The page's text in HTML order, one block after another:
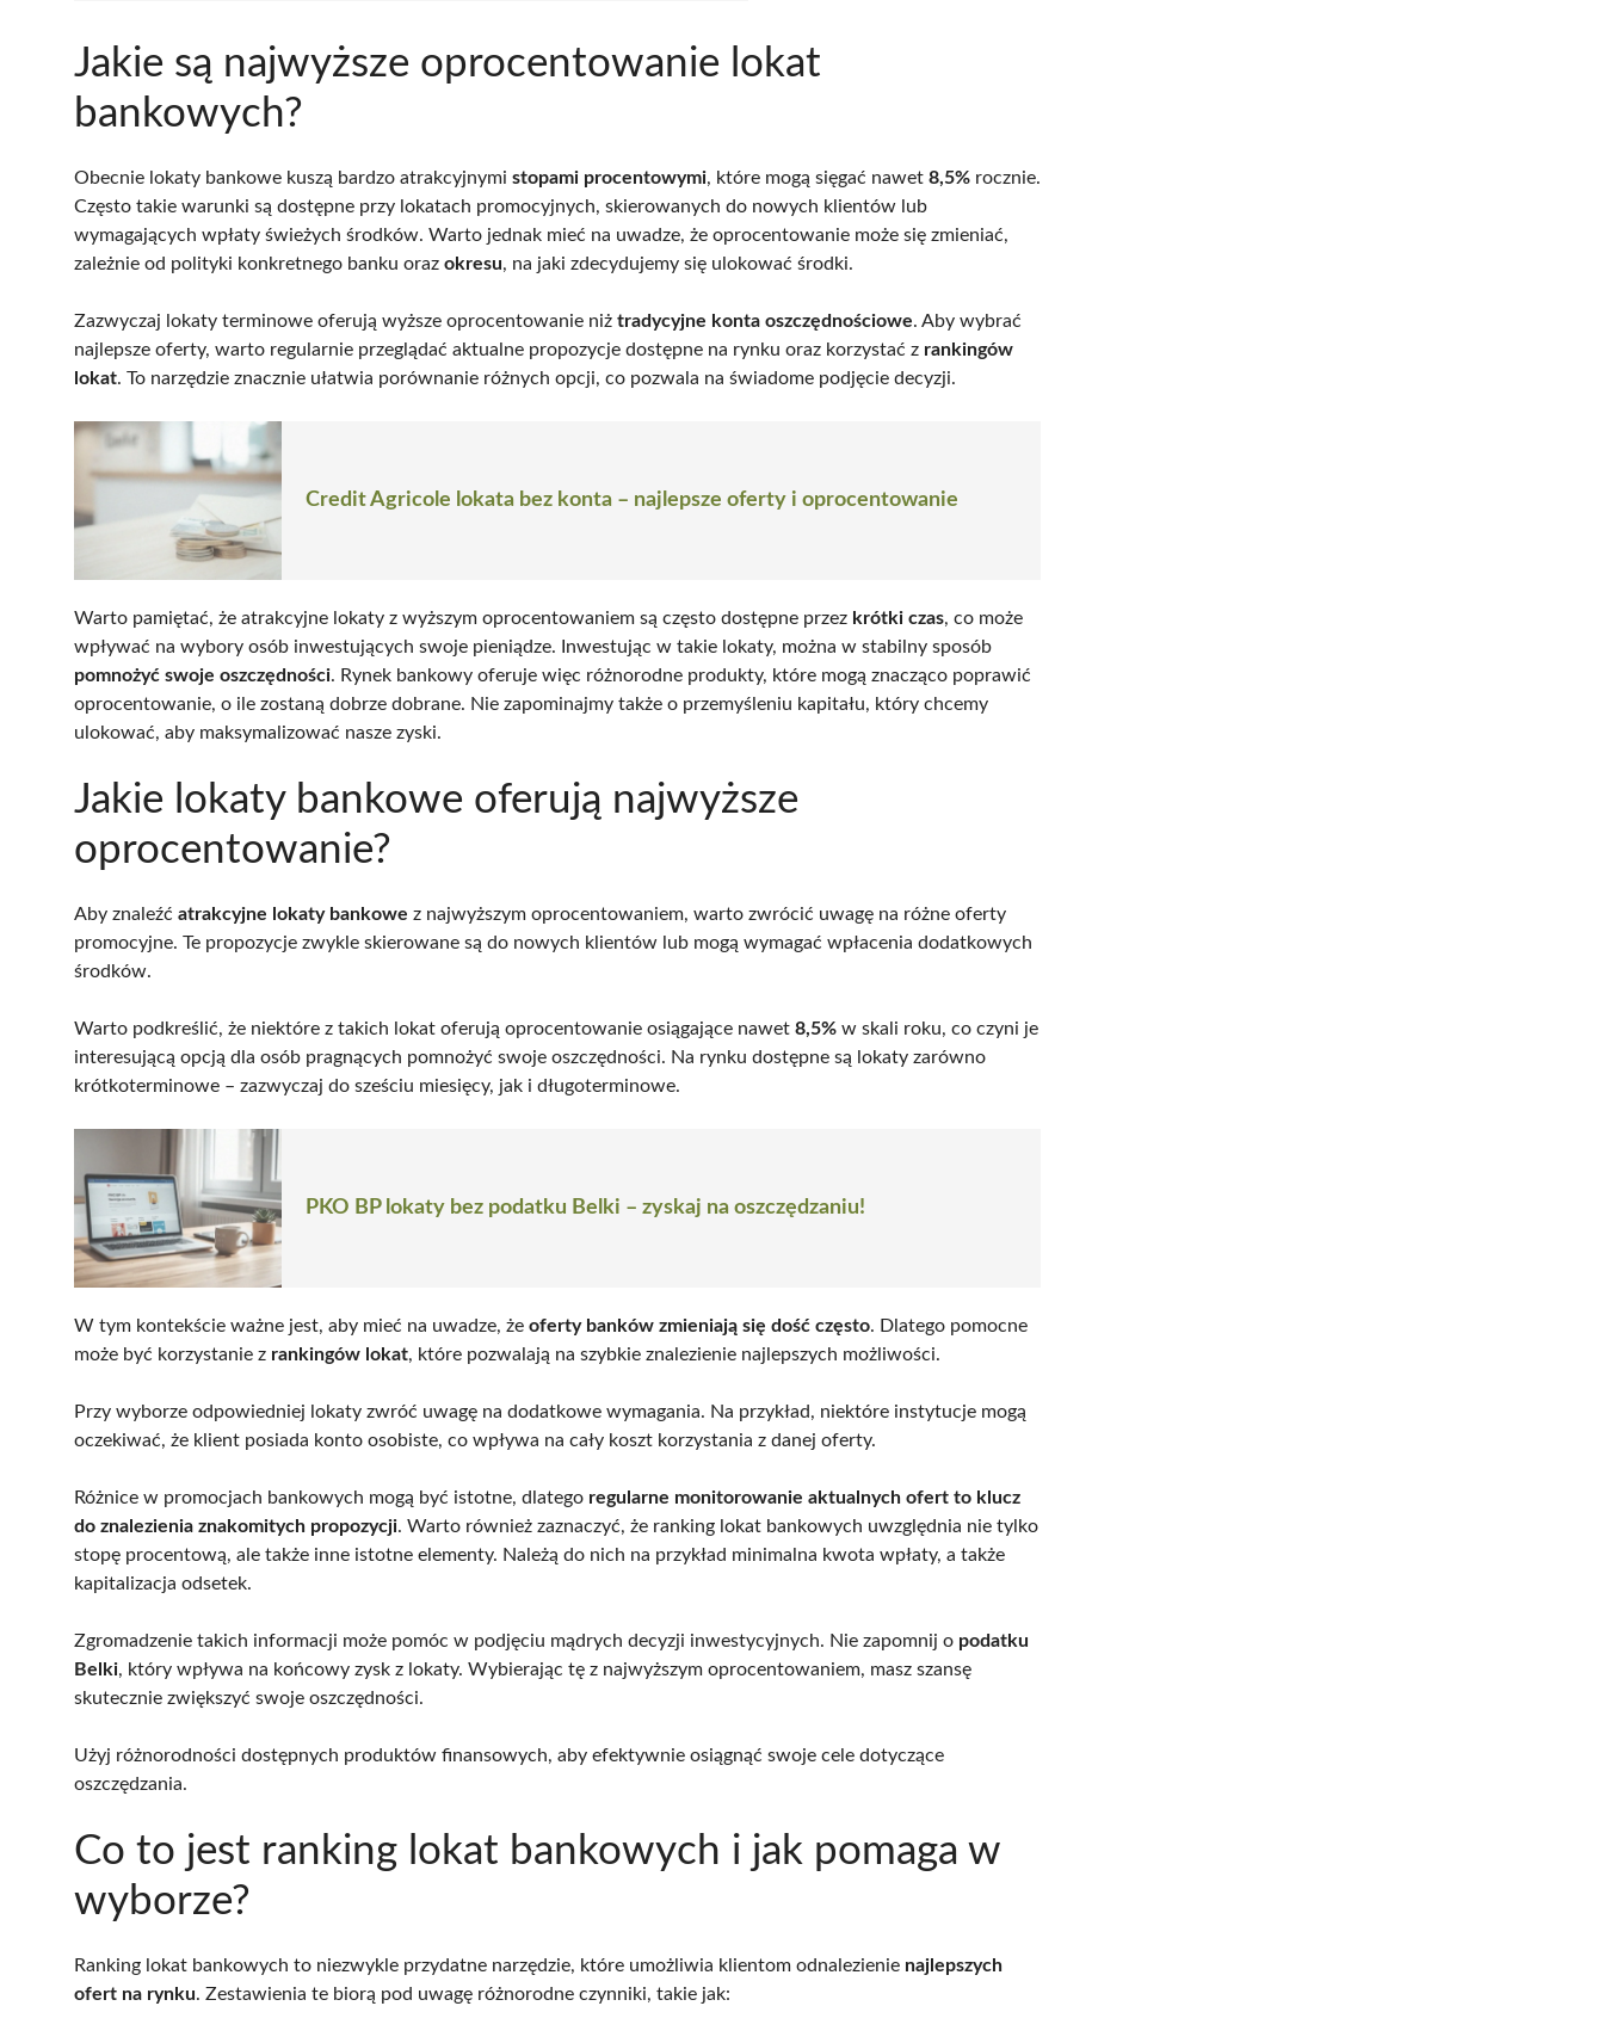
Jakie są najwyższe oprocentowanie lokat
bankowych?
Obecnie lokaty bankowe kuszą bardzo atrakcyjnymi stopami procentowymi, które mogą sięgać nawet 8,5% rocznie.
Często takie warunki są dostępne przy lokatach promocyjnych, skierowanych do nowych klientów lub
wymagających wpłaty świeżych środków. Warto jednak mieć na uwadze, że oprocentowanie może się zmieniać,
zależnie od polityki konkretnego banku oraz okresu, na jaki zdecydujemy się ulokować środki.
Zazwyczaj lokaty terminowe oferują wyższe oprocentowanie niż tradycyjne konta oszczędnościowe. Aby wybrać
najlepsze oferty, warto regularnie przeglądać aktualne propozycje dostępne na rynku oraz korzystać z rankingów
lokat. To narzędzie znacznie ułatwia porównanie różnych opcji, co pozwala na świadome podjęcie decyzji.
Credit Agricole lokata bez konta – najlepsze oferty i oprocentowanie
Warto pamiętać, że atrakcyjne lokaty z wyższym oprocentowaniem są często dostępne przez krótki czas, co może
wpływać na wybory osób inwestujących swoje pieniądze. Inwestując w takie lokaty, można w stabilny sposób
pomnożyć swoje oszczędności. Rynek bankowy oferuje więc różnorodne produkty, które mogą znacząco poprawić
oprocentowanie, o ile zostaną dobrze dobrane. Nie zapominajmy także o przemyśleniu kapitału, który chcemy
ulokować, aby maksymalizować nasze zyski.
Jakie lokaty bankowe oferują najwyższe
oprocentowanie?
Aby znaleźć atrakcyjne lokaty bankowe z najwyższym oprocentowaniem, warto zwrócić uwagę na różne oferty
promocyjne. Te propozycje zwykle skierowane są do nowych klientów lub mogą wymagać wpłacenia dodatkowych
środków.
Warto podkreślić, że niektóre z takich lokat oferują oprocentowanie osiągające nawet 8,5% w skali roku, co czyni je
interesującą opcją dla osób pragnących pomnożyć swoje oszczędności. Na rynku dostępne są lokaty zarówno
krótkoterminowe – zazwyczaj do sześciu miesięcy, jak i długoterminowe.
PKO BP lokaty bez podatku Belki – zyskaj na oszczędzaniu!
W tym kontekście ważne jest, aby mieć na uwadze, że oferty banków zmieniają się dość często. Dlatego pomocne
może być korzystanie z rankingów lokat, które pozwalają na szybkie znalezienie najlepszych możliwości.
Przy wyborze odpowiedniej lokaty zwróć uwagę na dodatkowe wymagania. Na przykład, niektóre instytucje mogą
oczekiwać, że klient posiada konto osobiste, co wpływa na cały koszt korzystania z danej oferty.
Różnice w promocjach bankowych mogą być istotne, dlatego regularne monitorowanie aktualnych ofert to klucz
do znalezienia znakomitych propozycji. Warto również zaznaczyć, że ranking lokat bankowych uwzględnia nie tylko
stopę procentową, ale także inne istotne elementy. Należą do nich na przykład minimalna kwota wpłaty, a także
kapitalizacja odsetek.
Zgromadzenie takich informacji może pomóc w podjęciu mądrych decyzji inwestycyjnych. Nie zapomnij o podatku
Belki, który wpływa na końcowy zysk z lokaty. Wybierając tę z najwyższym oprocentowaniem, masz szansę
skutecznie zwiększyć swoje oszczędności.
Użyj różnorodności dostępnych produktów finansowych, aby efektywnie osiągnąć swoje cele dotyczące
oszczędzania.
Co to jest ranking lokat bankowych i jak pomaga w
wyborze?
Ranking lokat bankowych to niezwykle przydatne narzędzie, które umożliwia klientom odnalezienie najlepszych
ofert na rynku. Zestawienia te biorą pod uwagę różnorodne czynniki, takie jak: